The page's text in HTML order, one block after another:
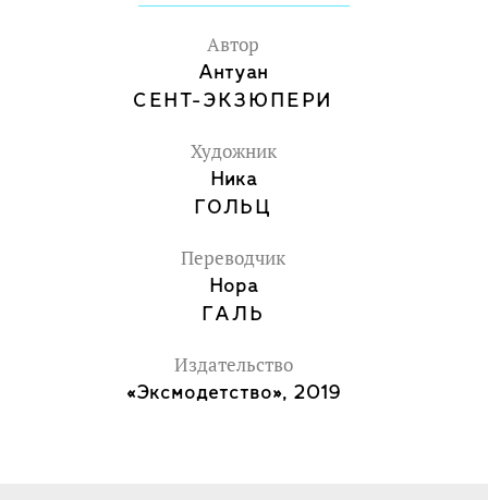
бесконечную эмпатию. В этом образе -
маленького земного мальчика - она
разглядела космические черты, так
созвучные ее собственному
представлению о герое Экзюпери.
Автор
Антуан
СЕНТ-ЭКЗЮПЕРИ
Художник
Ника
ГОЛЬЦ
Переводчик
Нора
ГАЛЬ
Издательство
«Эксмодетство», 2019